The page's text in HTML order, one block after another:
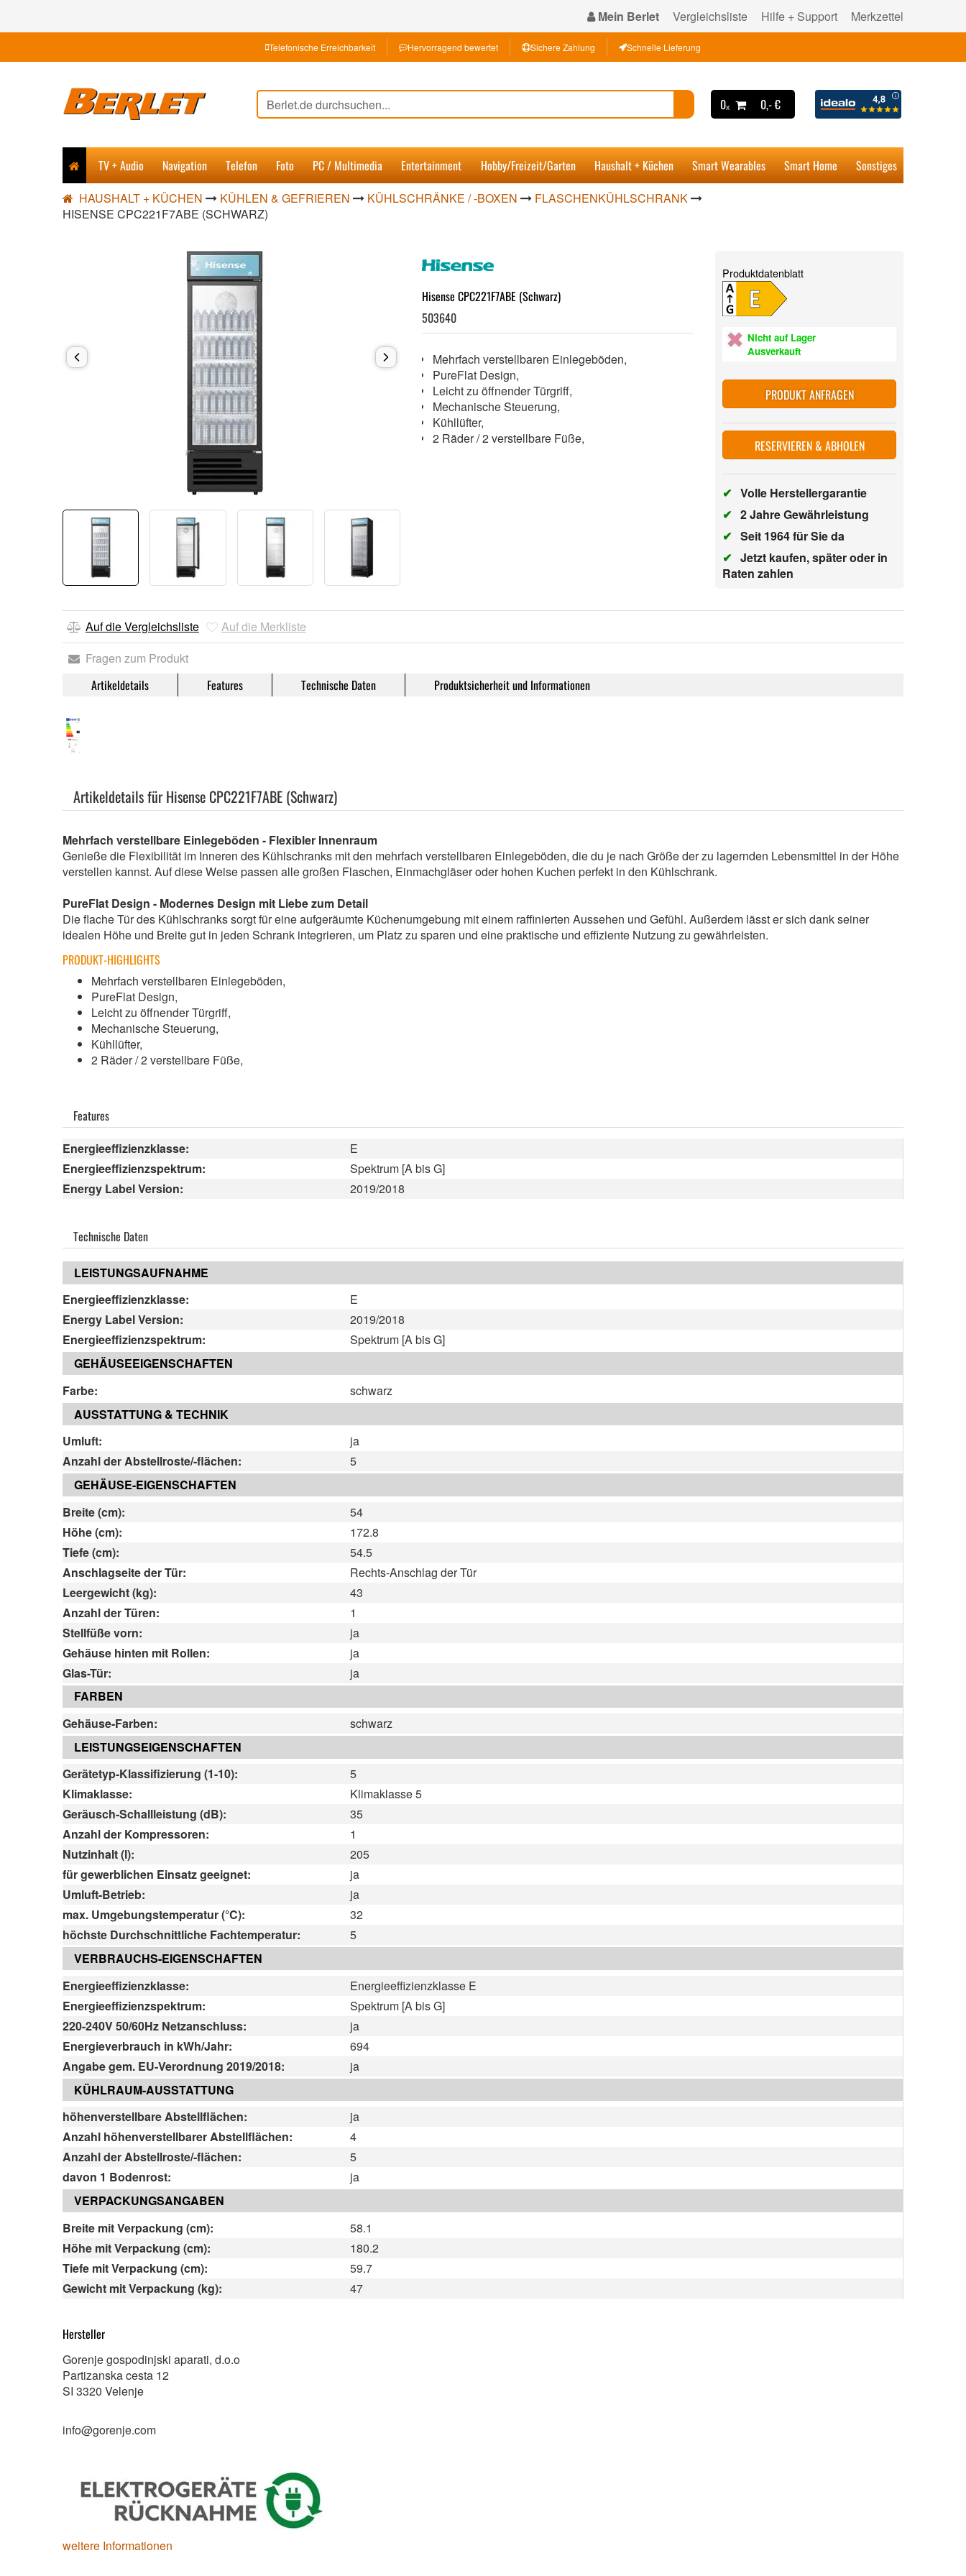
Mein Berlet Vergleichsliste Hilfe + Support Merkzettel
Telefonische Erreichbarkeit Hervorragend bewertet Sichere Zahlung Schnelle Lieferung
0ₓ 0,- €
TV + Audio Navigation Telefon Foto PC / Multimedia Entertainment Hobby/Freizeit/Garten Haushalt + Küchen Smart Wearables Smart Home Sonstiges
HAUSHALT + KÜCHEN KÜHLEN & GEFRIEREN KÜHLSCHRÄNKE / -BOXEN
FLASCHENKÜHLSCHRANK
HISENSE CPC221F7ABE (SCHWARZ)
Hisense CPC221F7ABE (Schwarz)
503640
Mehrfach verstellbaren Einlegeböden,
PureFlat Design,
Leicht zu öffnender Türgriff,
Mechanische Steuerung,
Kühllüfter,
2 Räder / 2 verstellbare Füße,
Produktdatenblatt
Nicht auf Lager
Ausverkauft
PRODUKT ANFRAGEN
RESERVIEREN & ABHOLEN
✔ Volle Herstellergarantie
✔ 2 Jahre Gewährleistung
✔ Seit 1964 für Sie da
✔ Jetzt kaufen, später oder in
Raten zahlen
Auf die Vergleichsliste
Auf die Merkliste
Fragen zum Produkt
Artikeldetails Features Technische Daten Produktsicherheit und Informationen
Artikeldetails für Hisense CPC221F7ABE (Schwarz)
Mehrfach verstellbare Einlegeböden - Flexibler Innenraum
Genieße die Flexibilität im Inneren des Kühlschranks mit den mehrfach verstellbaren Einlegeböden, die du je nach Größe der zu lagernden Lebensmittel in der Höhe
verstellen kannst. Auf diese Weise passen alle großen Flaschen, Einmachgläser oder hohen Kuchen perfekt in den Kühlschrank.
PureFlat Design - Modernes Design mit Liebe zum Detail
Die flache Tür des Kühlschranks sorgt für eine aufgeräumte Küchenumgebung mit einem raffinierten Aussehen und Gefühl. Außerdem lässt er sich dank seiner
idealen Höhe und Breite gut in jeden Schrank integrieren, um Platz zu sparen und eine praktische und effiziente Nutzung zu gewährleisten.
PRODUKT-HIGHLIGHTS
Mehrfach verstellbaren Einlegeböden,
PureFlat Design,
Leicht zu öffnender Türgriff,
Mechanische Steuerung,
Kühllüfter,
2 Räder / 2 verstellbare Füße,
Features
Energieeffizienzklasse:
E
Energieeffizienzspektrum:
Spektrum [A bis G]
Energy Label Version:
2019/2018
Technische Daten
LEISTUNGSAUFNAHME
Energieeffizienzklasse:
E
Energy Label Version:
2019/2018
Energieeffizienzspektrum:
Spektrum [A bis G]
GEHÄUSEEIGENSCHAFTEN
Farbe:
schwarz
AUSSTATTUNG & TECHNIK
Umluft:
ja
Anzahl der Abstellroste/-flächen:
5
GEHÄUSE-EIGENSCHAFTEN
Breite (cm):
54
Höhe (cm):
172.8
Tiefe (cm):
54.5
Anschlagseite der Tür:
Rechts-Anschlag der Tür
Leergewicht (kg):
43
Anzahl der Türen:
1
Stellfüße vorn:
ja
Gehäuse hinten mit Rollen:
ja
Glas-Tür:
ja
FARBEN
Gehäuse-Farben:
schwarz
LEISTUNGSEIGENSCHAFTEN
Gerätetyp-Klassifizierung (1-10):
5
Klimaklasse:
Klimaklasse 5
Geräusch-Schallleistung (dB):
35
Anzahl der Kompressoren:
1
Nutzinhalt (l):
205
für gewerblichen Einsatz geeignet:
ja
Umluft-Betrieb:
ja
max. Umgebungstemperatur (°C):
32
höchste Durchschnittliche Fachtemperatur:
5
VERBRAUCHS-EIGENSCHAFTEN
Energieeffizienzklasse:
Energieeffizienzklasse E
Energieeffizienzspektrum:
Spektrum [A bis G]
220-240V 50/60Hz Netzanschluss:
ja
Energieverbrauch in kWh/Jahr:
694
Angabe gem. EU-Verordnung 2019/2018:
ja
KÜHLRAUM-AUSSTATTUNG
höhenverstellbare Abstellflächen:
ja
Anzahl höhenverstellbarer Abstellflächen:
4
Anzahl der Abstellroste/-flächen:
5
davon 1 Bodenrost:
ja
VERPACKUNGSANGABEN
Breite mit Verpackung (cm):
58.1
Höhe mit Verpackung (cm):
180.2
Tiefe mit Verpackung (cm):
59.7
Gewicht mit Verpackung (kg):
47
Hersteller
Gorenje gospodinjski aparati, d.o.o
Partizanska cesta 12
SI 3320 Velenje
info@gorenje.com
weitere Informationen